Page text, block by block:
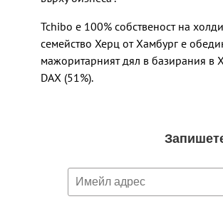
Tchibo е 100% собственост на
семейство Херц от Хамбург е
мажоритарният дял в базирания в
DAX (51%).